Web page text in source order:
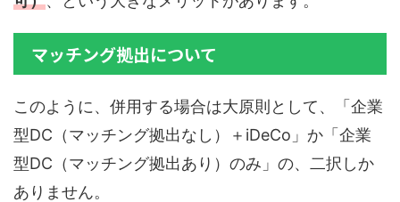
マッチング拠出について
このように、併用する場合は大原則として、「企業
型DC（マッチング拠出なし）＋iDeCo」か「企業
型DC（マッチング拠出あり）のみ」の、二択しか
ありません。